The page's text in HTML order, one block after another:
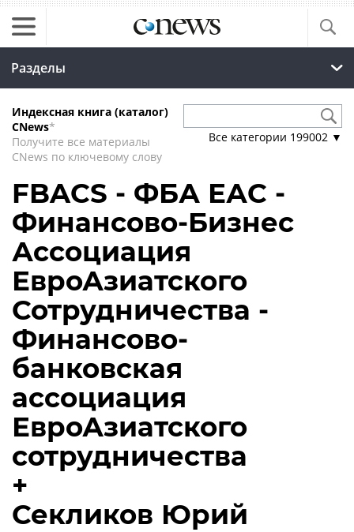
Разделы
Индексная книга (каталог)
CNews*
Получите все материалы
CNews по ключевому слову
Все категории 199002 ▼
FBACS - ФБА ЕАС -
Финансово-Бизнес
Ассоциация
ЕвроАзиатского
Сотрудничества -
Финансово-
банковская
ассоциация
ЕвроАзиатского
сотрудничества
+
Секликов Юрий